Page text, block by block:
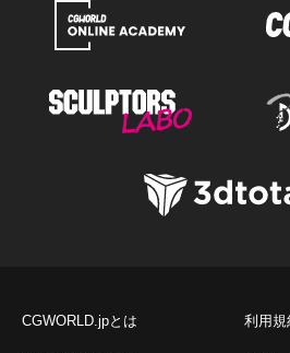
CGWORLD.jpとは 利用規